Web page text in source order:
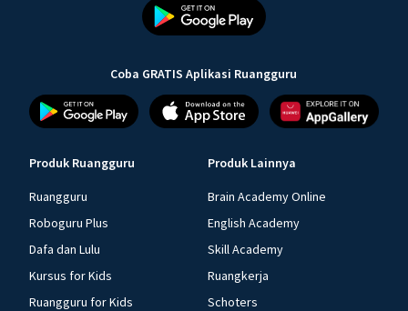
Coba GRATIS Aplikasi Ruangguru
Produk Ruangguru
Ruangguru
Roboguru Plus
Dafa dan Lulu
Kursus for Kids
Ruangguru for Kids
Produk Lainnya
Brain Academy Online
English Academy
Skill Academy
Ruangkerja
Schoters